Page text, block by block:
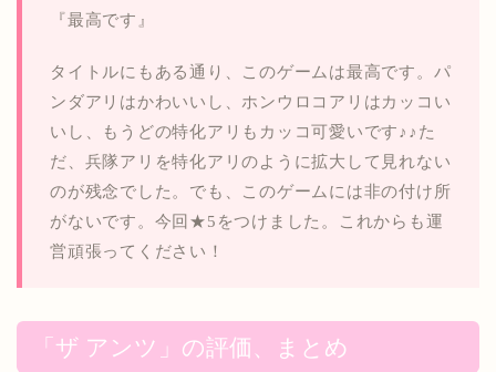
『最高です』
タイトルにもある通り、このゲームは最高です。パ
ンダアリはかわいいし、ホンウロコアリはカッコい
いし、もうどの特化アリもカッコ可愛いです♪♪た
だ、兵隊アリを特化アリのように拡大して見れない
のが残念でした。 でも、このゲームには非の付け所
がないです。 今回★5をつけました。これからも運
営頑張ってください！
「ザ アンツ」の評価、まとめ